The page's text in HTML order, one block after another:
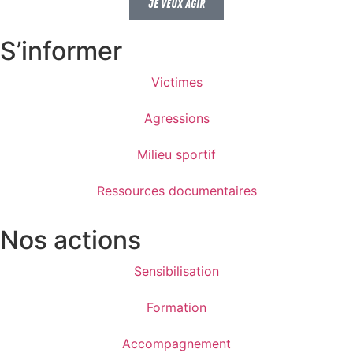
Je veux agir
S’informer
Victimes
Agressions
Milieu sportif
Ressources documentaires
Nos actions
Sensibilisation
Formation
Accompagnement